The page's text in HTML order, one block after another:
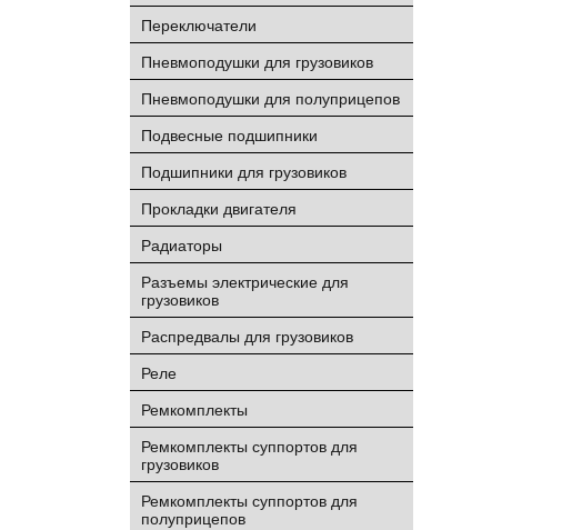
Переключатели
Пневмоподушки для грузовиков
Пневмоподушки для полуприцепов
Подвесные подшипники
Подшипники для грузовиков
Прокладки двигателя
Радиаторы
Разъемы электрические для
грузовиков
Распредвалы для грузовиков
Реле
Ремкомплекты
Ремкомплекты суппортов для
грузовиков
Ремкомплекты суппортов для
полуприцепов